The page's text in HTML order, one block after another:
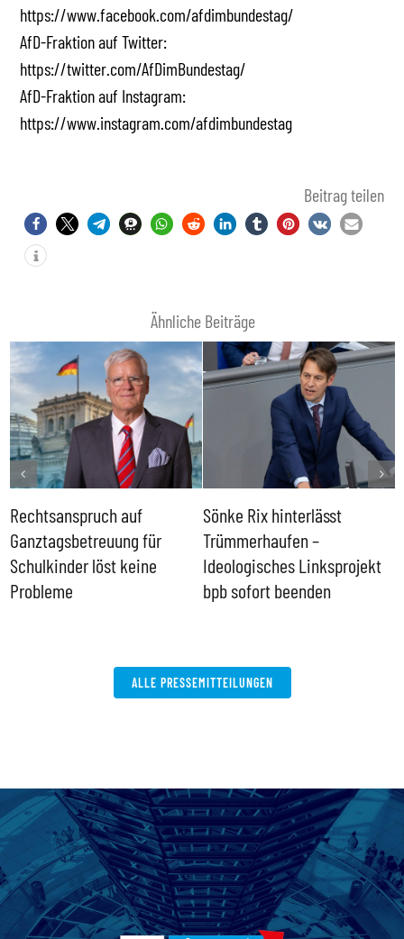
https://www.facebook.com/afdimbundestag/
AfD-Fraktion auf Twitter:
https://twitter.com/AfDimBundestag/
AfD-Fraktion auf Instagram:
https://www.instagram.com/afdimbundestag
Beitrag teilen
Ähnliche Beiträge
Rechtsanspruch auf
Ganztagsbetreuung für
Schulkinder löst keine
Probleme
Sönke Rix hinterlässt
Trümmerhaufen –
Ideologisches Linksprojekt
bpb sofort beenden
ALLE PRESSEMITTEILUNGEN